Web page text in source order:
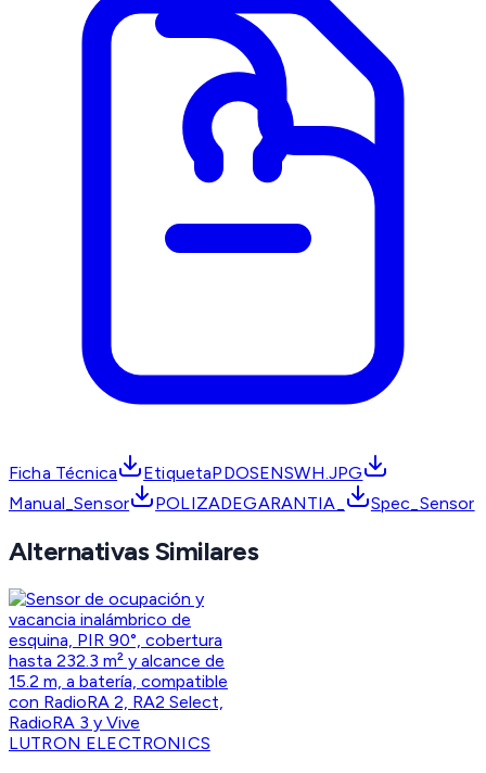
Ficha Técnica
EtiquetaPDOSENSWH.JPG
Manual_Sensor
POLIZADEGARANTIA_ Spec_Sensor
Alternativas Similares
LUTRON ELECTRONICS